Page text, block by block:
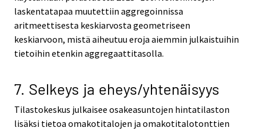
laskentatapaa muutettiin aggregoinnissa
aritmeettisesta keskiarvosta geometriseen
keskiarvoon, mistä aiheutuu eroja aiemmin julkaistuihin
tietoihin etenkin aggregaattitasolla.
7. Selkeys ja eheys/yhtenäisyys
Tilastokeskus julkaisee osakeasuntojen hintatilaston
lisäksi tietoa omakotitalojen ja omakotitalotonttien